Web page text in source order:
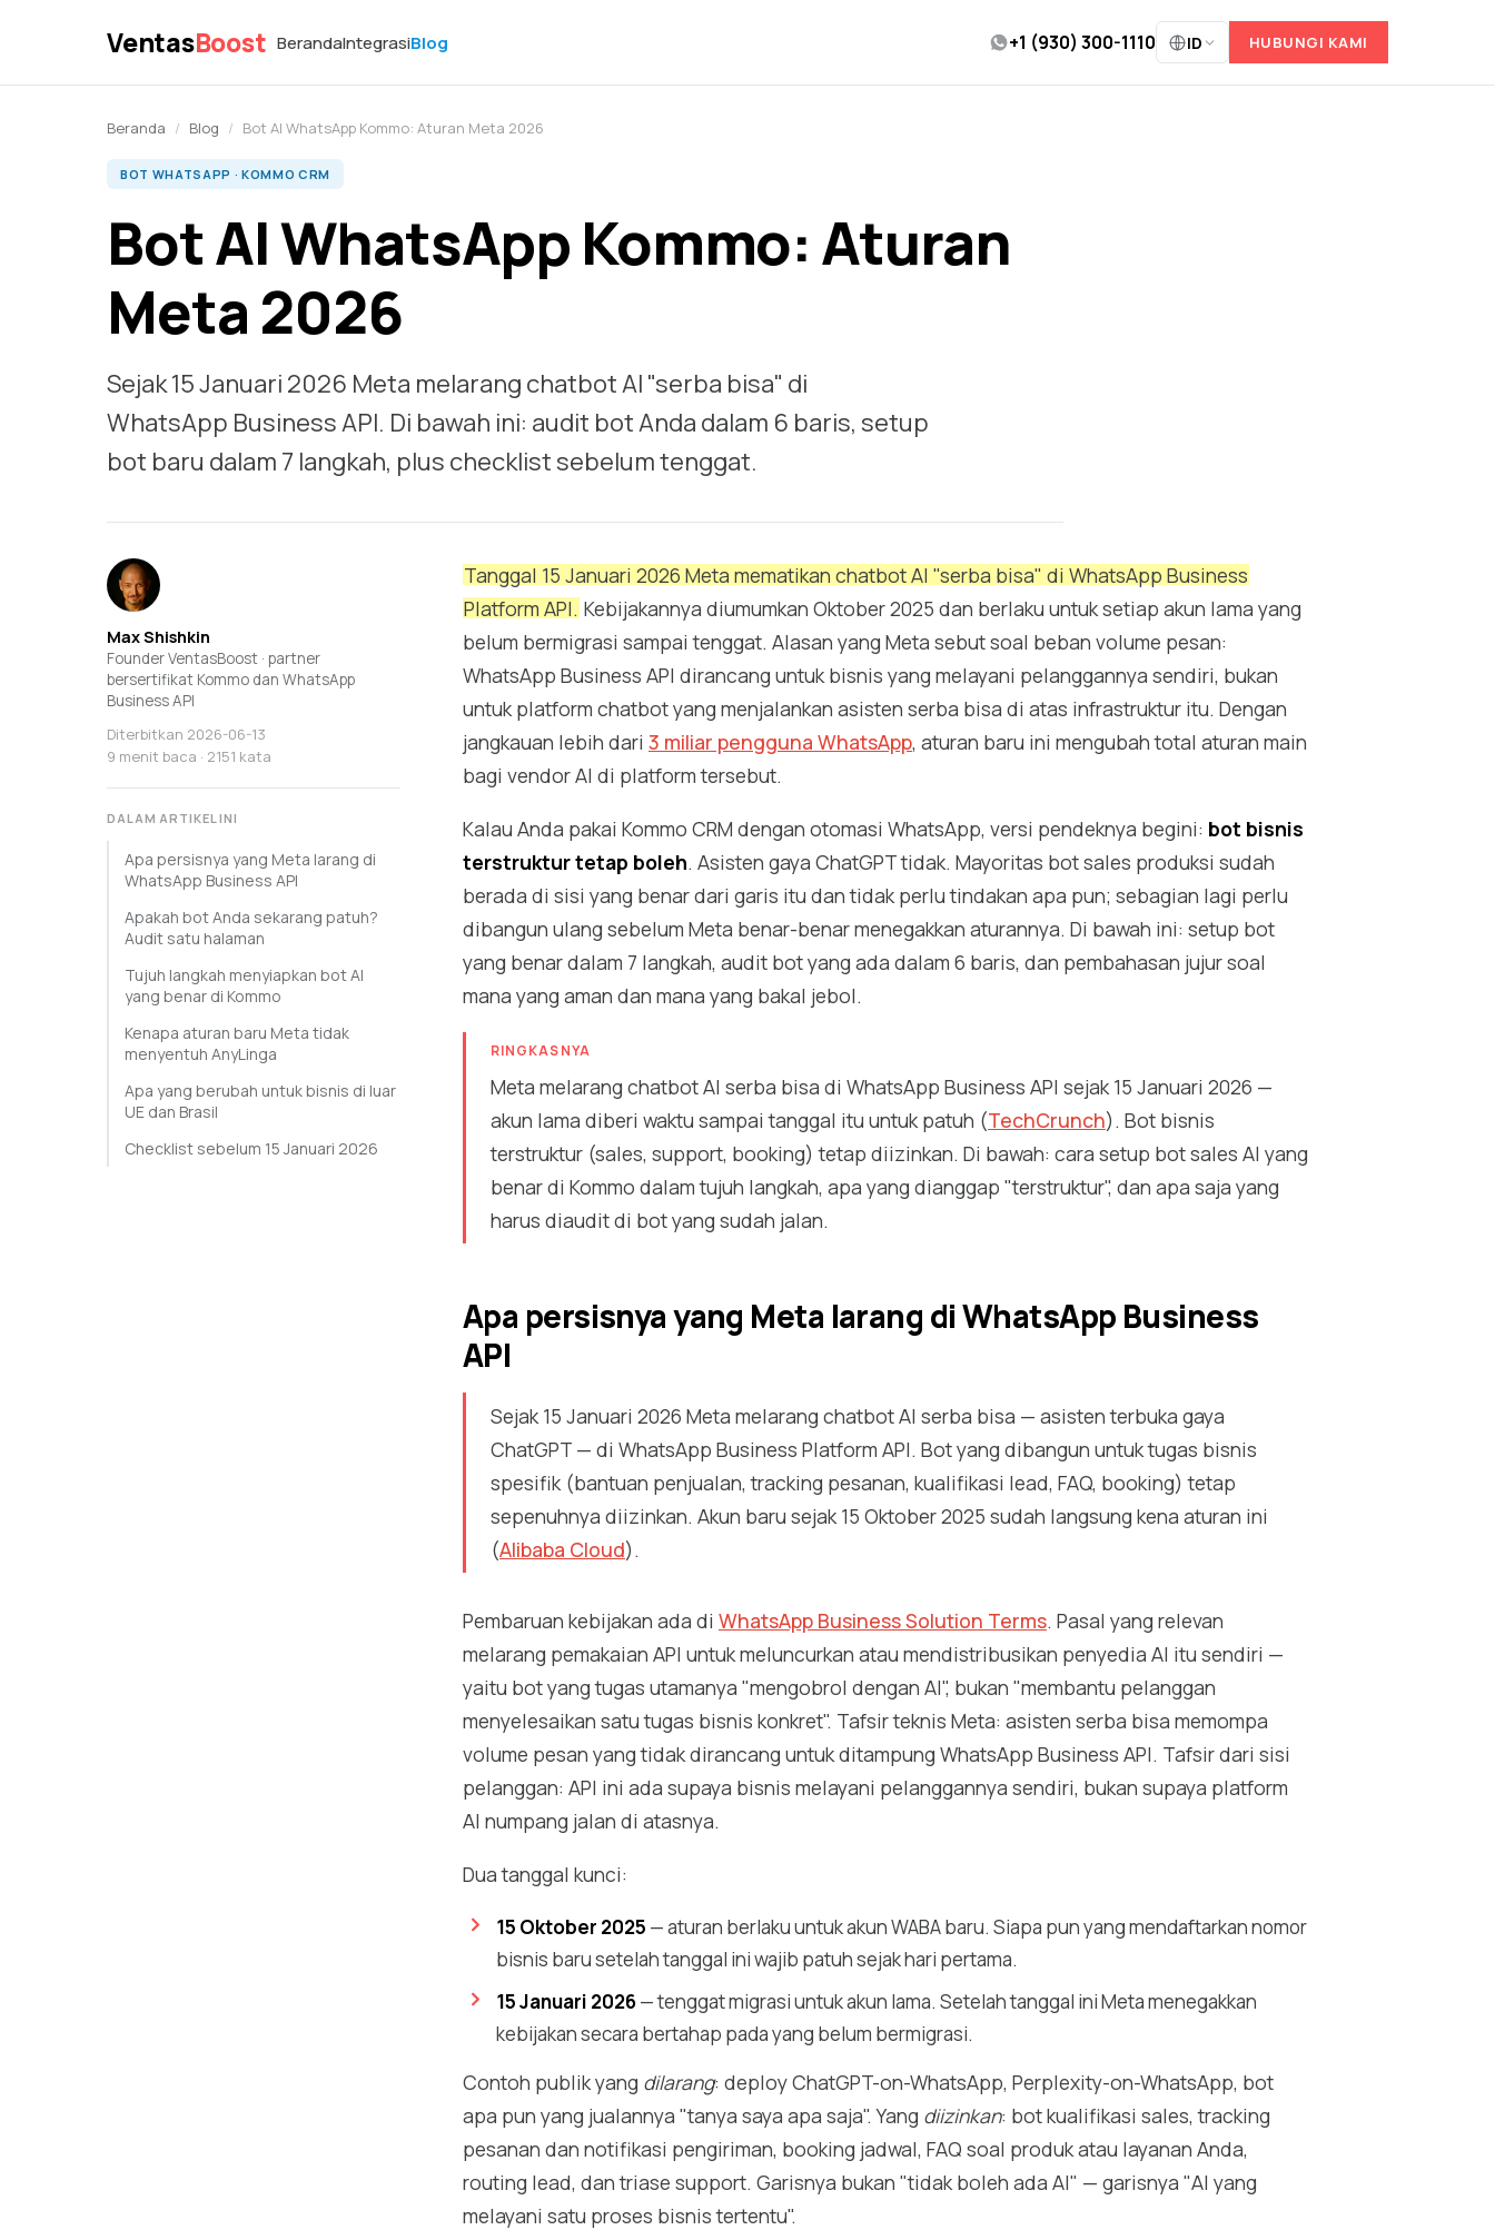
VentasBoost BerandaIntegrasiBlog +1 (930) 300-1110 ID HUBUNGI KAMI
Beranda / Blog / Bot AI WhatsApp Kommo: Aturan Meta 2026
BOT WHATSAPP · KOMMO CRM
Bot AI WhatsApp Kommo: Aturan
Meta 2026
Sejak 15 Januari 2026 Meta melarang chatbot AI "serba bisa" di
WhatsApp Business API. Di bawah ini: audit bot Anda dalam 6 baris, setup
bot baru dalam 7 langkah, plus checklist sebelum tenggat.
Max Shishkin
Founder VentasBoost · partner
bersertifikat Kommo dan WhatsApp
Business API
Diterbitkan 2026-06-13
9 menit baca · 2151 kata
DALAM ARTIKEL INI
Apa persisnya yang Meta larang di
WhatsApp Business API
Apakah bot Anda sekarang patuh?
Audit satu halaman
Tujuh langkah menyiapkan bot AI
yang benar di Kommo
Kenapa aturan baru Meta tidak
menyentuh AnyLinga
Apa yang berubah untuk bisnis di luar
UE dan Brasil
Checklist sebelum 15 Januari 2026
Tanggal 15 Januari 2026 Meta mematikan chatbot AI "serba bisa" di WhatsApp Business
Platform API. Kebijakannya diumumkan Oktober 2025 dan berlaku untuk setiap akun lama yang
belum bermigrasi sampai tenggat. Alasan yang Meta sebut soal beban volume pesan:
WhatsApp Business API dirancang untuk bisnis yang melayani pelanggannya sendiri, bukan
untuk platform chatbot yang menjalankan asisten serba bisa di atas infrastruktur itu. Dengan
jangkauan lebih dari 3 miliar pengguna WhatsApp, aturan baru ini mengubah total aturan main
bagi vendor AI di platform tersebut.
Kalau Anda pakai Kommo CRM dengan otomasi WhatsApp, versi pendeknya begini: bot bisnis
terstruktur tetap boleh. Asisten gaya ChatGPT tidak. Mayoritas bot sales produksi sudah
berada di sisi yang benar dari garis itu dan tidak perlu tindakan apa pun; sebagian lagi perlu
dibangun ulang sebelum Meta benar-benar menegakkan aturannya. Di bawah ini: setup bot
yang benar dalam 7 langkah, audit bot yang ada dalam 6 baris, dan pembahasan jujur soal
mana yang aman dan mana yang bakal jebol.
RINGKASNYA
Meta melarang chatbot AI serba bisa di WhatsApp Business API sejak 15 Januari 2026 —
akun lama diberi waktu sampai tanggal itu untuk patuh (TechCrunch). Bot bisnis
terstruktur (sales, support, booking) tetap diizinkan. Di bawah: cara setup bot sales AI yang
benar di Kommo dalam tujuh langkah, apa yang dianggap "terstruktur", dan apa saja yang
harus diaudit di bot yang sudah jalan.
Apa persisnya yang Meta larang di WhatsApp Business
API
Sejak 15 Januari 2026 Meta melarang chatbot AI serba bisa — asisten terbuka gaya
ChatGPT — di WhatsApp Business Platform API. Bot yang dibangun untuk tugas bisnis
spesifik (bantuan penjualan, tracking pesanan, kualifikasi lead, FAQ, booking) tetap
sepenuhnya diizinkan. Akun baru sejak 15 Oktober 2025 sudah langsung kena aturan ini
(Alibaba Cloud).
Pembaruan kebijakan ada di WhatsApp Business Solution Terms. Pasal yang relevan
melarang pemakaian API untuk meluncurkan atau mendistribusikan penyedia AI itu sendiri —
yaitu bot yang tugas utamanya "mengobrol dengan AI", bukan "membantu pelanggan
menyelesaikan satu tugas bisnis konkret". Tafsir teknis Meta: asisten serba bisa memompa
volume pesan yang tidak dirancang untuk ditampung WhatsApp Business API. Tafsir dari sisi
pelanggan: API ini ada supaya bisnis melayani pelanggannya sendiri, bukan supaya platform
AI numpang jalan di atasnya.
Dua tanggal kunci:
15 Oktober 2025 — aturan berlaku untuk akun WABA baru. Siapa pun yang mendaftarkan nomor
bisnis baru setelah tanggal ini wajib patuh sejak hari pertama.
15 Januari 2026— tenggat migrasi untuk akun lama. Setelah tanggal ini Meta menegakkan
kebijakan secara bertahap pada yang belum bermigrasi.
Contoh publik yang dilarang: deploy ChatGPT-on-WhatsApp, Perplexity-on-WhatsApp, bot
apa pun yang jualannya "tanya saya apa saja". Yang diizinkan: bot kualifikasi sales, tracking
pesanan dan notifikasi pengiriman, booking jadwal, FAQ soal produk atau layanan Anda,
routing lead, dan triase support. Garisnya bukan "tidak boleh ada AI" — garisnya "AI yang
melayani satu proses bisnis tertentu".